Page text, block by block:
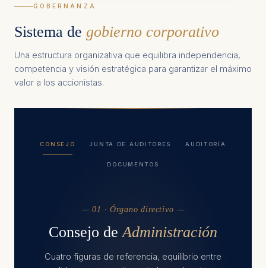
GOBERNANZA
Sistema de gobierno corporativo
Una estructura organizativa que equilibra independencia,
competencia y visión estratégica para garantizar el máximo
valor a los accionistas.
CONSEJO JUNTA DE AUDITORES AUDITORÍA
DOCUMENTOS
— 01 · Órgano directivo —
Consejo deAdministración
Cuatro figuras de referencia, equilibrio entre